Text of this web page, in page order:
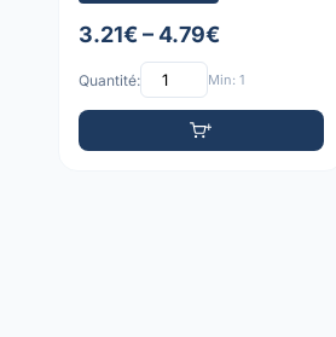
3.21€ – 4.79€
Quantité: Min: 1